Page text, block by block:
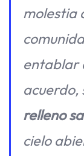
molestia
entablar
acuerdo,
relleno
cielo